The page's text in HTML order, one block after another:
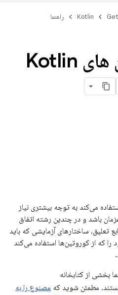
Kotlin راهنما
تست کوروتین های Kotlin
می‌کند به توجه بیشتری نیاز
باشد و در چندین رشته اتفاق
تعلیق، ساختارهای آزمایشی که باید
را که از کوروتین‌ها استفاده می‌کند
مطمئن شوید که مصنوع را به